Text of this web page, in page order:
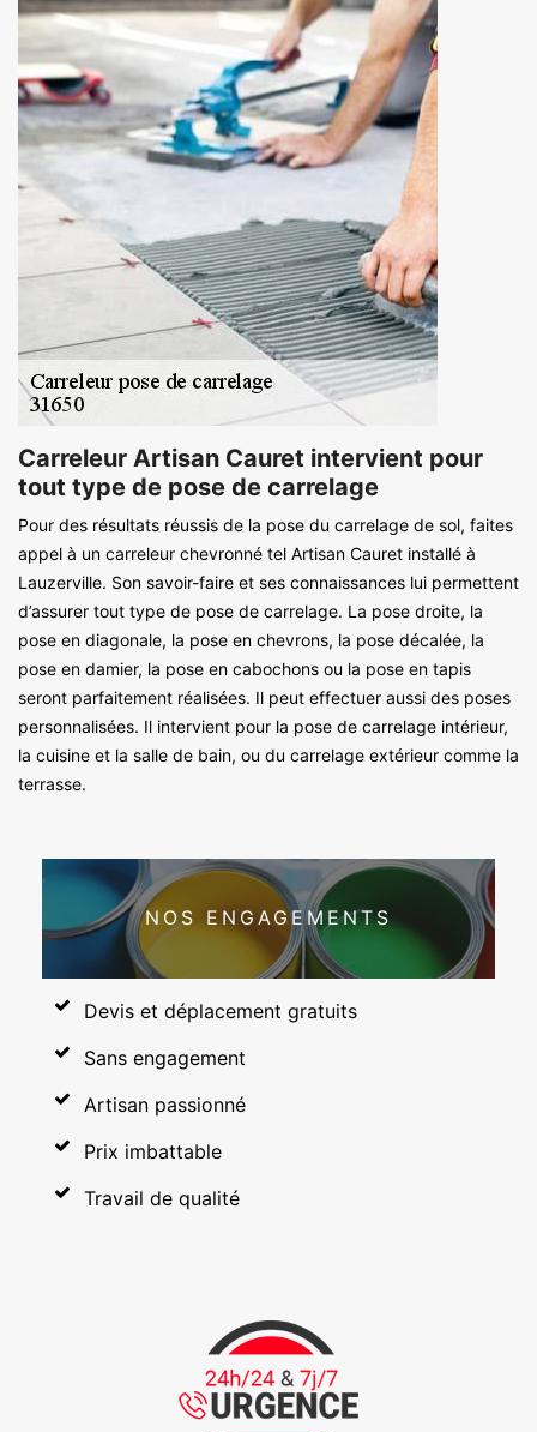
Carreleur Artisan Cauret intervient pour
tout type de pose de carrelage
Pour des résultats réussis de la pose du carrelage de sol, faites
appel à un carreleur chevronné tel Artisan Cauret installé à
Lauzerville. Son savoir-faire et ses connaissances lui permettent
d’assurer tout type de pose de carrelage. La pose droite, la
pose en diagonale, la pose en chevrons, la pose décalée, la
pose en damier, la pose en cabochons ou la pose en tapis
seront parfaitement réalisées. Il peut effectuer aussi des poses
personnalisées. Il intervient pour la pose de carrelage intérieur,
la cuisine et la salle de bain, ou du carrelage extérieur comme la
terrasse.
NOS ENGAGEMENTS
Devis et déplacement gratuits
Sans engagement
Artisan passionné
Prix imbattable
Travail de qualité